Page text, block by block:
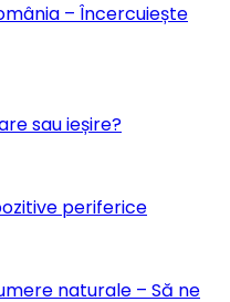
– Încercuiește
sau ieșire?
periferice
naturale – Să ne